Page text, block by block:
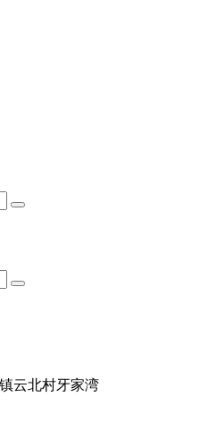
云北村牙家湾